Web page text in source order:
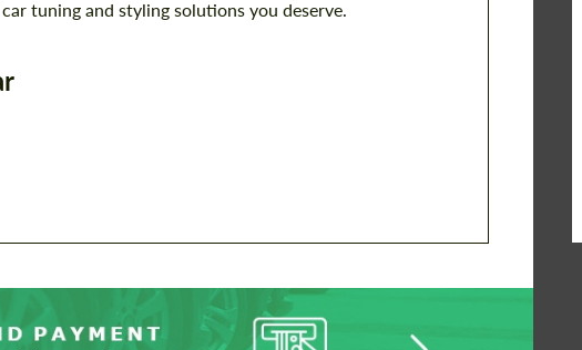
tuning and styling solutions you deserve.